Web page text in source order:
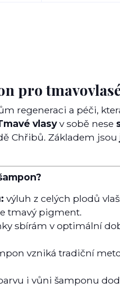
pro
regeneraci a péči,
vlasyv sobě nese
Chřibů. Základem jsou
výluh z celých plodů
tmavý pigment.
sbírám v optimální
vzniká tradiční
i vůni šamponu